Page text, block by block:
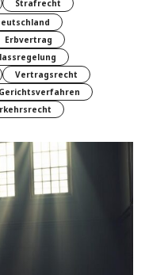
Strafrecht
Erbvertrag
Vertragsrecht
Gerichtsverfahren